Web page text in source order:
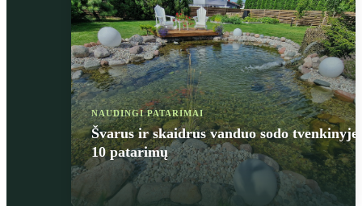
NAUDINGI PATARIMAI
Švarus ir skaidrus vanduo sodo tvenkinyje:
10 patarimų